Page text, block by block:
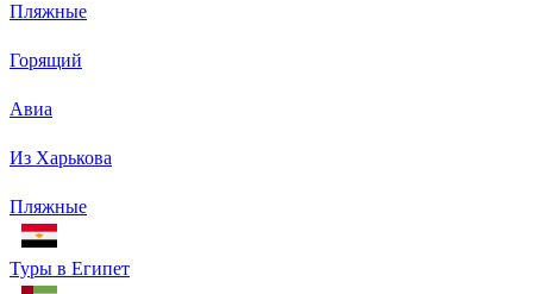
Пляжные
Горящий
Авиа
Из Харькова
Пляжные
Туры в Египет